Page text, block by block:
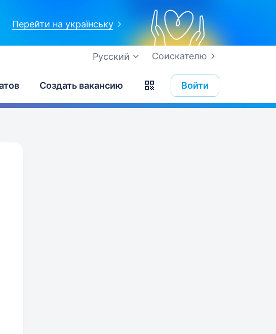
Перейти на українську
Соискателю
Русский
Создать вакансию Войти